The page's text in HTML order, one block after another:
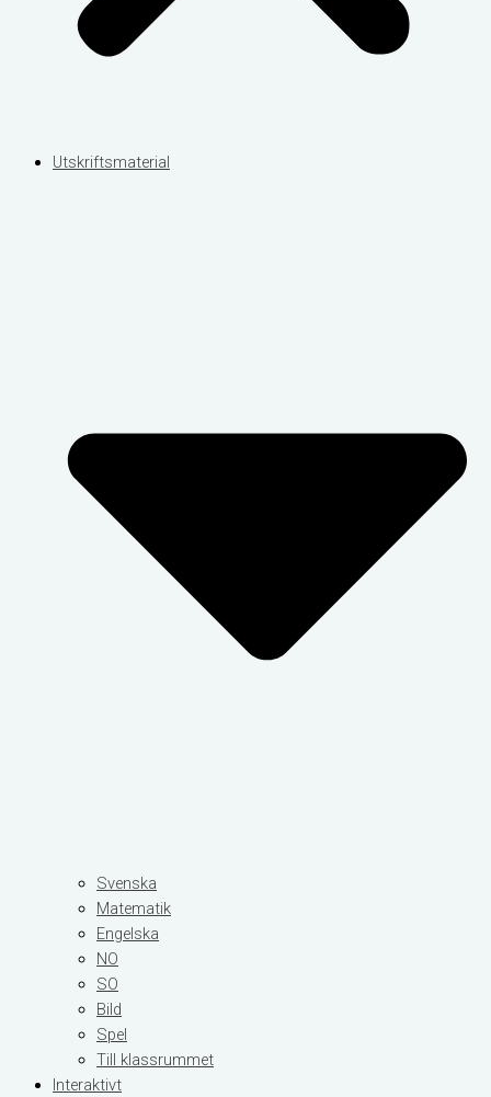
Utskriftsmaterial
Svenska
Matematik
Engelska
NO
SO
Bild
Spel
Till klassrummet
Interaktivt